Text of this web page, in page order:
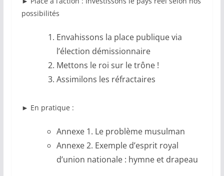
possibilités
Envahissons la place publique via
l’élection démissionnaire
Mettons le roi sur le trône !
Assimilons les réfractaires
► En pratique :
Annexe 1. Le problème musulman
Annexe 2. Exemple d’esprit royal
d’union nationale : hymne et drapeau